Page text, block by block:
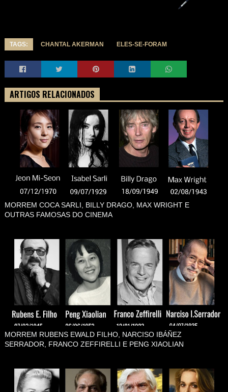
TAGS: CHANTAL AKERMAN ELES-SE-FORAM
ARTIGOS RELACIONADOS
MORREM COCA SARLI, BILLY DRAGO, MAX WRIGHT E
OUTRAS FAMOSAS DO CINEMA
MORREM RUBENS EWALD FILHO, NARCISO IBÁÑEZ
SERRADOR, FRANCO ZEFFIRELLI E PENG XIAOLIAN